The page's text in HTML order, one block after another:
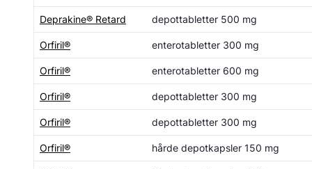
Deprakine® Retard depottabletter 500 mg
Orfiril® enterotabletter 300 mg
Orfiril® enterotabletter 600 mg
Orfiril® depottabletter 300 mg
Orfiril® depottabletter 300 mg
Orfiril® hårde depotkapsler 150 mg